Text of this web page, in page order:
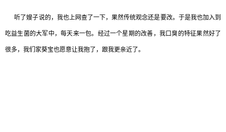
听了嫂子说的，我也上网查了一下，果然传统观念还是要改。于是我也加入到
吃益生菌的大军中，每天来一包。经过一个星期的改善，我口臭的特征果然好了
很多，我们家葵宝也愿意让我抱了，跟我更亲近了。